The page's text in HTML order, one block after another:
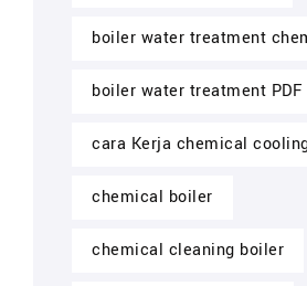
boiler water treatment
boiler water treatment PDF
cara Kerja chemical
chemical boiler
chemical cleaning boiler